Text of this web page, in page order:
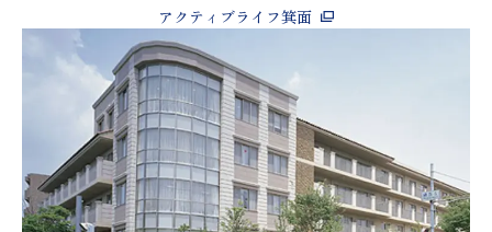
アクティブライフ箕面